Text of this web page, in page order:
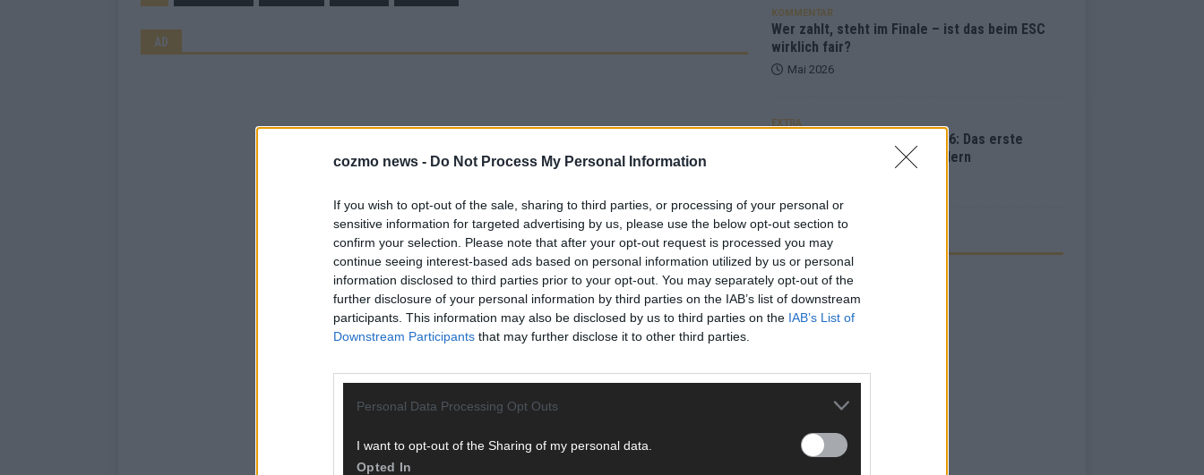
cozmo news - Do Not Process My Personal Information
If you wish to opt-out of the sale, sharing to third parties, or processing of your personal or
sensitive information for targeted advertising by us, please use the below opt-out section to
confirm your selection. Please note that after your opt-out request is processed you may
continue seeing interest-based ads based on personal information utilized by us or personal
information disclosed to third parties prior to your opt-out. You may separately opt-out of the
further disclosure of your personal information by third parties on the IAB’s list of downstream
participants. This information may also be disclosed by us to third parties on the IAB’s List of
Downstream Participants that may further disclose it to other third parties.
Personal Data Processing Opt Outs
I want to opt-out of the Sharing of my personal data.
Opted In
AD
KOMMENTAR
Wer zahlt, steht im Finale – ist das beim ESC
wirklich fair?
Mai 2026
EXTRA
Eurovision Song Contest 2026: Das erste
Halbfinale – der Abend in Bildern
AD